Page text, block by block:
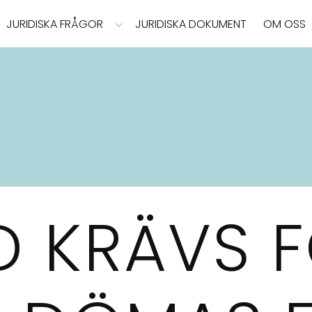
JURIDISKA FRÅGOR JURIDISKA DOKUMENT OM OSS
KRÄVS